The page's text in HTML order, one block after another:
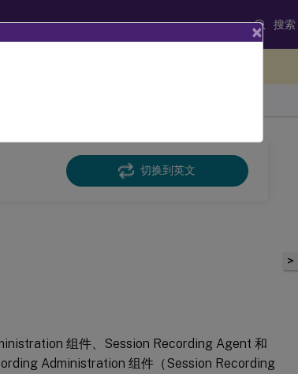
搜索
切换到英文
组件、Session Recording Agent 和
Administration 组件（Session Recording
>
×